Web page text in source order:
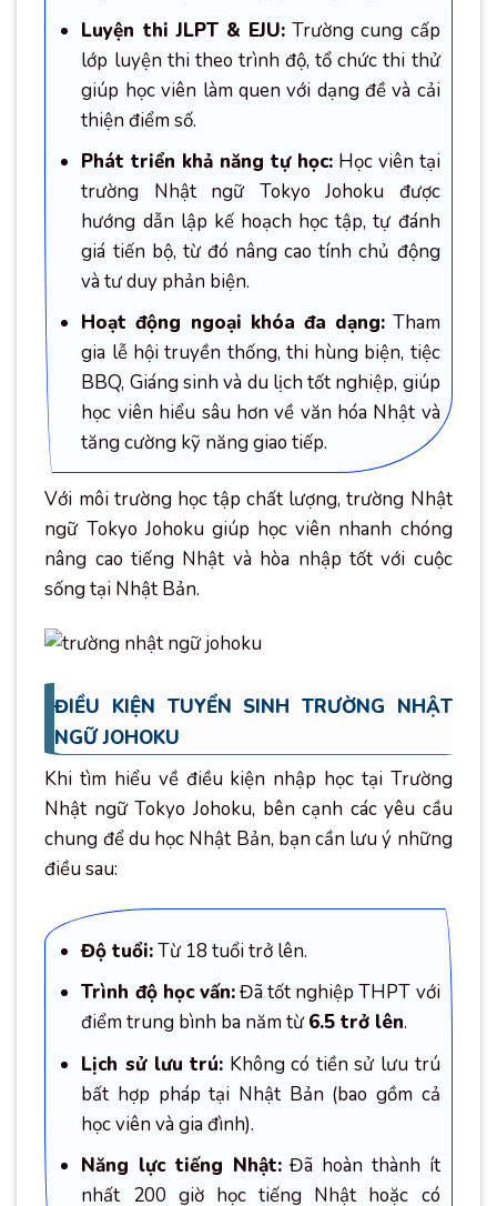
Luyện thi JLPT & EJU: Trường cung cấp
lớp luyện thi theo trình độ, tổ chức thi thử
giúp học viên làm quen với dạng đề và cải
thiện điểm số.
Phát triển khả năng tự học:Học viên tại
trường Nhật ngữ Tokyo Johoku được
hướng dẫn lập kế hoạch học tập, tự đánh
giá tiến bộ, từ đó nâng cao tính chủ động
và tư duy phản biện.
Hoạt động ngoại khóa đa dạng:Tham
gia lễ hội truyền thống, thi hùng biện, tiệc
BBQ, Giáng sinh và du lịch tốt nghiệp, giúp
học viên hiểu sâu hơn về văn hóa Nhật và
tăng cường kỹ năng giao tiếp.
Với môi trường học tập chất lượng, trường Nhật
ngữ Tokyo Johoku giúp học viên nhanh chóng
nâng cao tiếng Nhật và hòa nhập tốt với cuộc
sống tại Nhật Bản.
ĐIỀU KIỆN TUYỂN SINH TRƯỜNG NHẬT
NGỮ JOHOKU
Khi tìm hiểu về điều kiện nhập học tại Trường
Nhật ngữ Tokyo Johoku, bên cạnh các yêu cầu
chung để du học Nhật Bản, bạn cần lưu ý những
điều sau:
Độ tuổi:Từ 18 tuổi trở lên.
Trình độ học vấn:Đã tốt nghiệp THPT với
điểm trung bình ba năm từ6.5 trở lên.
Lịch sử lưu trú: Không có tiền sử lưu trú
bất hợp pháp tại Nhật Bản (bao gồm cả
học viên và gia đình).
Năng lực tiếng Nhật:Đã hoàn thành ít
nhất 200 giờ học tiếng Nhật hoặc có